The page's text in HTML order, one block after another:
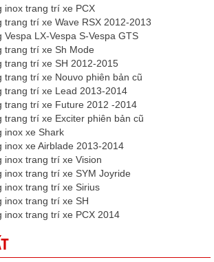
inox trang trí xe PCX
trang trí xe Wave RSX 2012-2013
Vespa LX-Vespa S-Vespa GTS
trang trí xe Sh Mode
trang trí xe SH 2012-2015
trang trí xe Nouvo phiên bản cũ
trang trí xe Lead 2013-2014
trang trí xe Future 2012 -2014
trang trí xe Exciter phiên bản cũ
inox xe Shark
inox xe Airblade 2013-2014
inox trang trí xe Vision
inox trang trí xe SYM Joyride
inox trang trí xe Sirius
inox trang trí xe SH
inox trang trí xe PCX 2014